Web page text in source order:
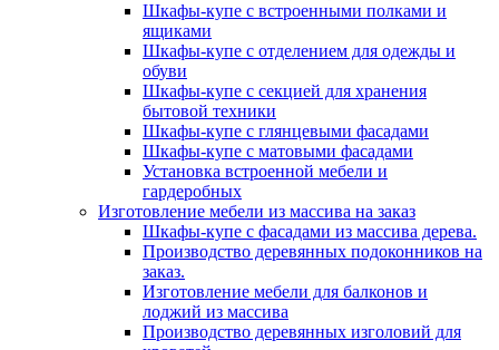
Шкафы-купе с встроенными полками и
ящиками
Шкафы-купе с отделением для одежды и
обуви
Шкафы-купе с секцией для хранения
бытовой техники
Шкафы-купе с глянцевыми фасадами
Шкафы-купе с матовыми фасадами
Установка встроенной мебели и
гардеробных
Изготовление мебели из массива на заказ
Шкафы-купе с фасадами из массива дерева.
Производство деревянных подоконников на
заказ.
Изготовление мебели для балконов и
лоджий из массива
Производство деревянных изголовий для